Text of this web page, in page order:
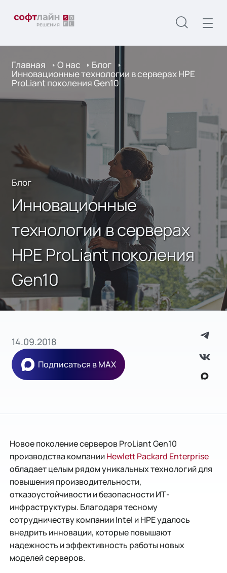
Главная О нас Блог
Инновационные технологии в серверах HPE
ProLiant поколения Gen10
Блог
Инновационные
технологии в серверах
HPE ProLiant поколения
Gen10
14.09.2018
Подписаться в MAX
Новое поколение серверов ProLiant Gen10
производства компанииHewlett Packard Enterprise
обладает целым рядом уникальных технологий для
повышения производительности,
отказоустойчивости и безопасности ИТ-
инфраструктуры. Благодаря тесному
сотрудничеству компании Intel и HPE удалось
внедрить инновации, которые повышают
надежность и эффективность работы новых
моделей серверов.